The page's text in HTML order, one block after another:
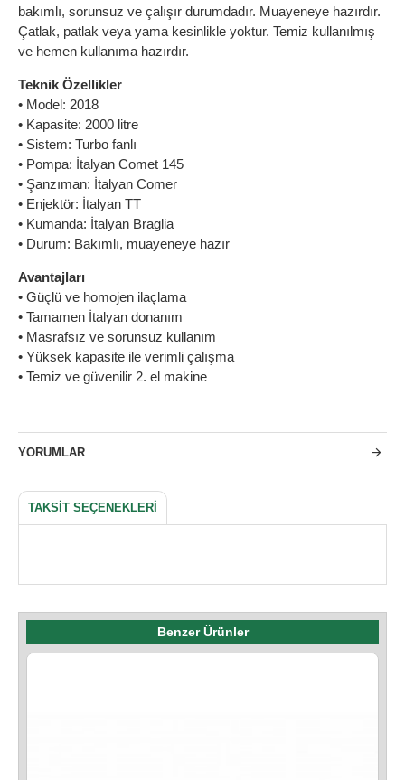
bakımlı, sorunsuz ve çalışır durumdadır. Muayeneye hazırdır.
Çatlak, patlak veya yama kesinlikle yoktur. Temiz kullanılmış
ve hemen kullanıma hazırdır.
Teknik Özellikler
• Model: 2018
• Kapasite: 2000 litre
• Sistem: Turbo fanlı
• Pompa: İtalyan Comet 145
• Şanzıman: İtalyan Comer
• Enjektör: İtalyan TT
• Kumanda: İtalyan Braglia
• Durum: Bakımlı, muayeneye hazır
Avantajları
• Güçlü ve homojen ilaçlama
• Tamamen İtalyan donanım
• Masrafsız ve sorunsuz kullanım
• Yüksek kapasite ile verimli çalışma
• Temiz ve güvenilir 2. el makine
YORUMLAR
TAKSIT SEÇENEKLERI
Benzer Ürünler